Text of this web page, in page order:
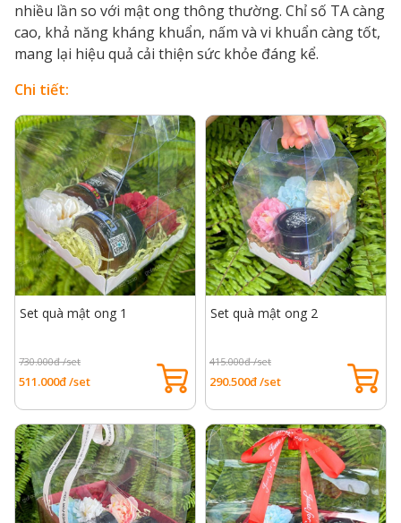
nhiều lần so với mật ong thông thường. Chỉ số TA càng
cao, khả năng kháng khuẩn, nấm và vi khuẩn càng tốt,
mang lại hiệu quả cải thiện sức khỏe đáng kể.
Chi tiết:
Set quà mật ong 1
730.000đ /set
511.000đ /set
Set quà mật ong 2
415.000đ /set
290.500đ /set